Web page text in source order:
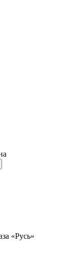
«Русь»